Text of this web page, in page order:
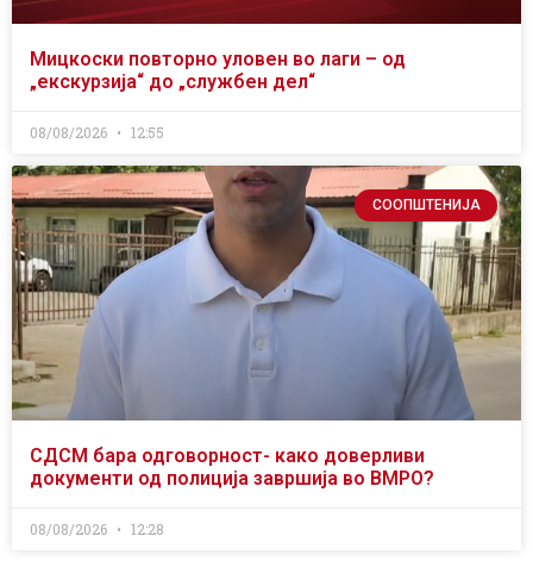
Мицкоски повторно уловен во лаги – од
„екскурзија“ до „службен дел“
08/08/2026 12:55
СООПШТЕНИЈА
СДСМ бара одговорност- како доверливи
документи од полиција завршија во ВМРО?
08/08/2026 12:28